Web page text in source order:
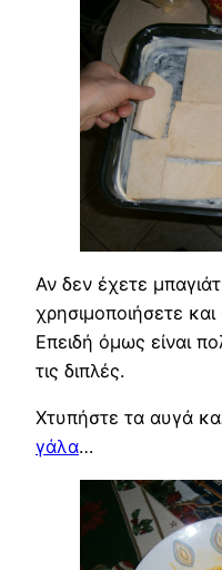
Αν δεν έχετε
χρησιμοποιήσετε
Επειδή όμως είναι
τις διπλές.
Χτυπήστε τα αυγά
γάλα…